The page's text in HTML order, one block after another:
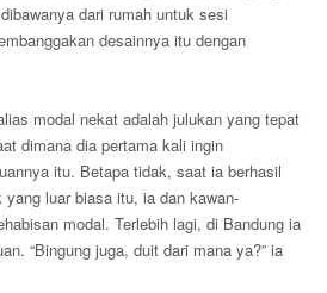
dari rumah untuk sesi
desainnya itu dengan
modal nekat adalah julukan yang tepat
dimana dia pertama kali ingin
itu. Betapa tidak, saat ia berhasil
luar biasa itu, ia dan kawan-
modal. Terlebih lagi, di Bandung ia
“Bingung juga, duit dari mana ya?” ia